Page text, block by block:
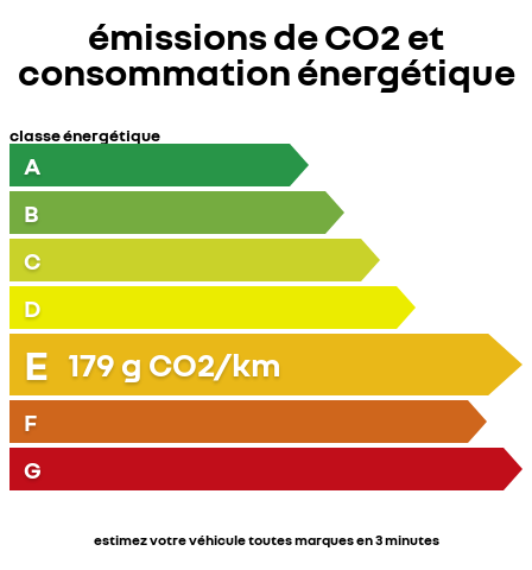
émissions de CO2 et
consommation énergétique
classe énergétique
A
B
C
D
E 179 g CO2/km
F
G
estimez votre véhicule toutes marques en 3 minutes